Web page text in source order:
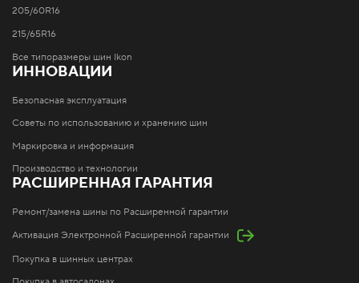
205/60R16
215/65R16
Все типоразмеры шин Ikon
ИННОВАЦИИ
Безопасная эксплуатация
Советы по использованию и хранению шин
Маркировка и информация
Производство и технологии
РАСШИРЕННАЯ ГАРАНТИЯ
Ремонт/замена шины по Расширенной гарантии
Активация Электронной Расширенной гарантии
Покупка в шинных центрах